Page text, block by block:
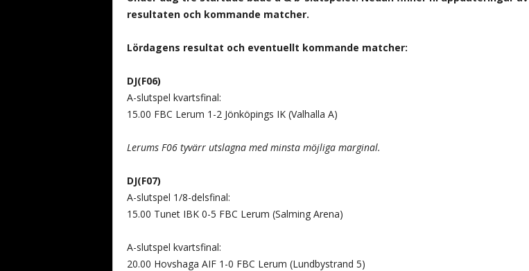
resultaten och kommande matcher.
Lördagens resultat och eventuellt kommande matcher:
DJ(F06)
A-slutspel kvartsfinal:
15.00 FBC Lerum 1-2 Jönköpings IK (Valhalla A)
Lerums F06 tyvärr utslagna med minsta möjliga marginal.
DJ(F07)
A-slutspel 1/8-delsfinal:
15.00 Tunet IBK 0-5 FBC Lerum (Salming Arena)
A-slutspel kvartsfinal:
20.00 Hovshaga AIF 1-0 FBC Lerum (Lundbystrand 5)